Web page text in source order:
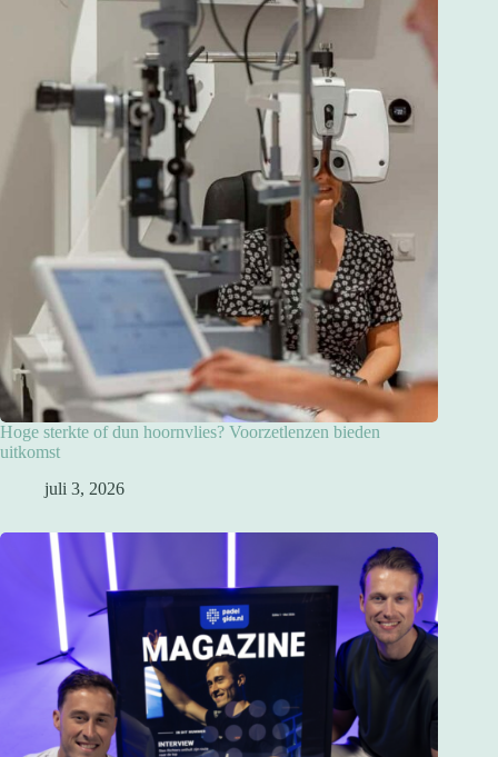
Hoge sterkte of dun hoornvlies? Voorzetlenzen bieden
uitkomst
juli 3, 2026